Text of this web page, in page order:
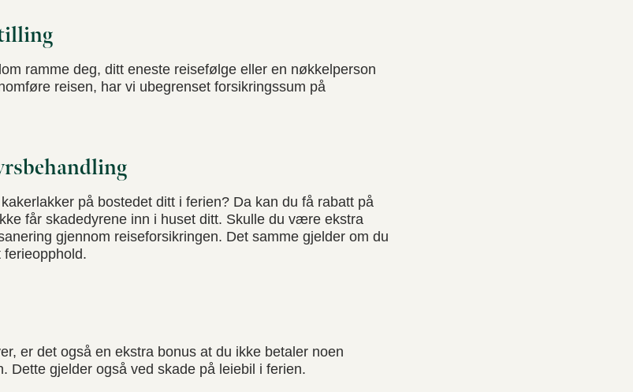
ramme deg, ditt eneste reisefølge eller en nøkkelperson
reisen, har vi ubegrenset forsikringssum på
på bostedet ditt i ferien? Da kan du få rabatt på
får skadedyrene inn i huset ditt. Skulle du være ekstra
gjennom reiseforsikringen. Det samme gjelder om du
ferieopphold.
er det også en ekstra bonus at du ikke betaler noen
Dette gjelder også ved skade på leiebil i ferien.